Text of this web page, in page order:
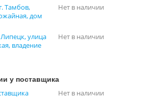
Тамбов,
дом
Нет в наличии
улица
владение
Нет в наличии
у поставщика
Нет в наличии